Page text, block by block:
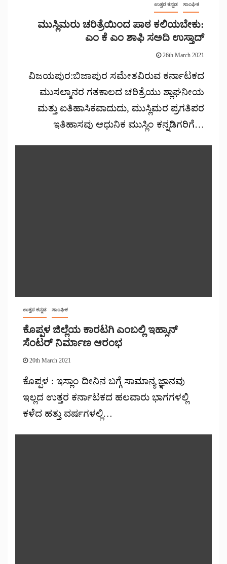
ಉತ್ತರ ಕನ್ನಡ ಸಾಂಘಿಕ
ಮುಸ್ಲಿಮರು ಚರಿತ್ರೆಯಿಂದ ಪಾಠ ಕಲಿಯಬೇಕು:
ಎಂ ಕೆ ಎಂ ಶಾಫಿ ಸಅದಿ ಉಸ್ತಾದ್
26th March 2021
ವಿಜಯಪುರ:ಬಿಜಾಪುರ ಸಮೇತವಿರುವ ಕರ್ನಾಟಕದ
ಮುಸಲ್ಮಾನರ ಗತಕಾಲದ ಚರಿತ್ರೆಯು ಶ್ಲಾಘನೀಯ
ಮತ್ತು ಐತಿಹಾಸಿಕವಾದುದು, ಮುಸ್ಲಿಮರ ಪ್ರಗತಿಪರ
ಇತಿಹಾಸವು ಆಧುನಿಕ ಮುಸ್ಲಿಂ ಕನ್ನಡಿಗರಿಗೆ…
ಉತ್ತರ ಕನ್ನಡ ಸಾಂಘಿಕ
ಕೊಪ್ಪಳ ಜಿಲ್ಲೆಯ ಕಾರಟಗಿ ಎಂಬಲ್ಲಿ ಇಹ್ಸಾನ್
ಸೆಂಟರ್ ನಿರ್ಮಾಣ ಆರಂಭ
20th March 2021
ಕೊಪ್ಪಳ : ಇಸ್ಲಾಂ ದೀನಿನ ಬಗ್ಗೆ ಸಾಮಾನ್ಯ ಜ್ಞಾನವು
ಇಲ್ಲದ ಉತ್ತರ ಕರ್ನಾಟಕದ ಹಲವಾರು ಭಾಗಗಳಲ್ಲಿ
ಕಳೆದ ಹತ್ತು ವರ್ಷಗಳಲ್ಲಿ…